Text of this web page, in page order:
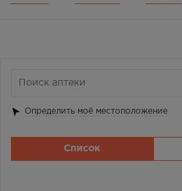
Определить моё местоположение
Список